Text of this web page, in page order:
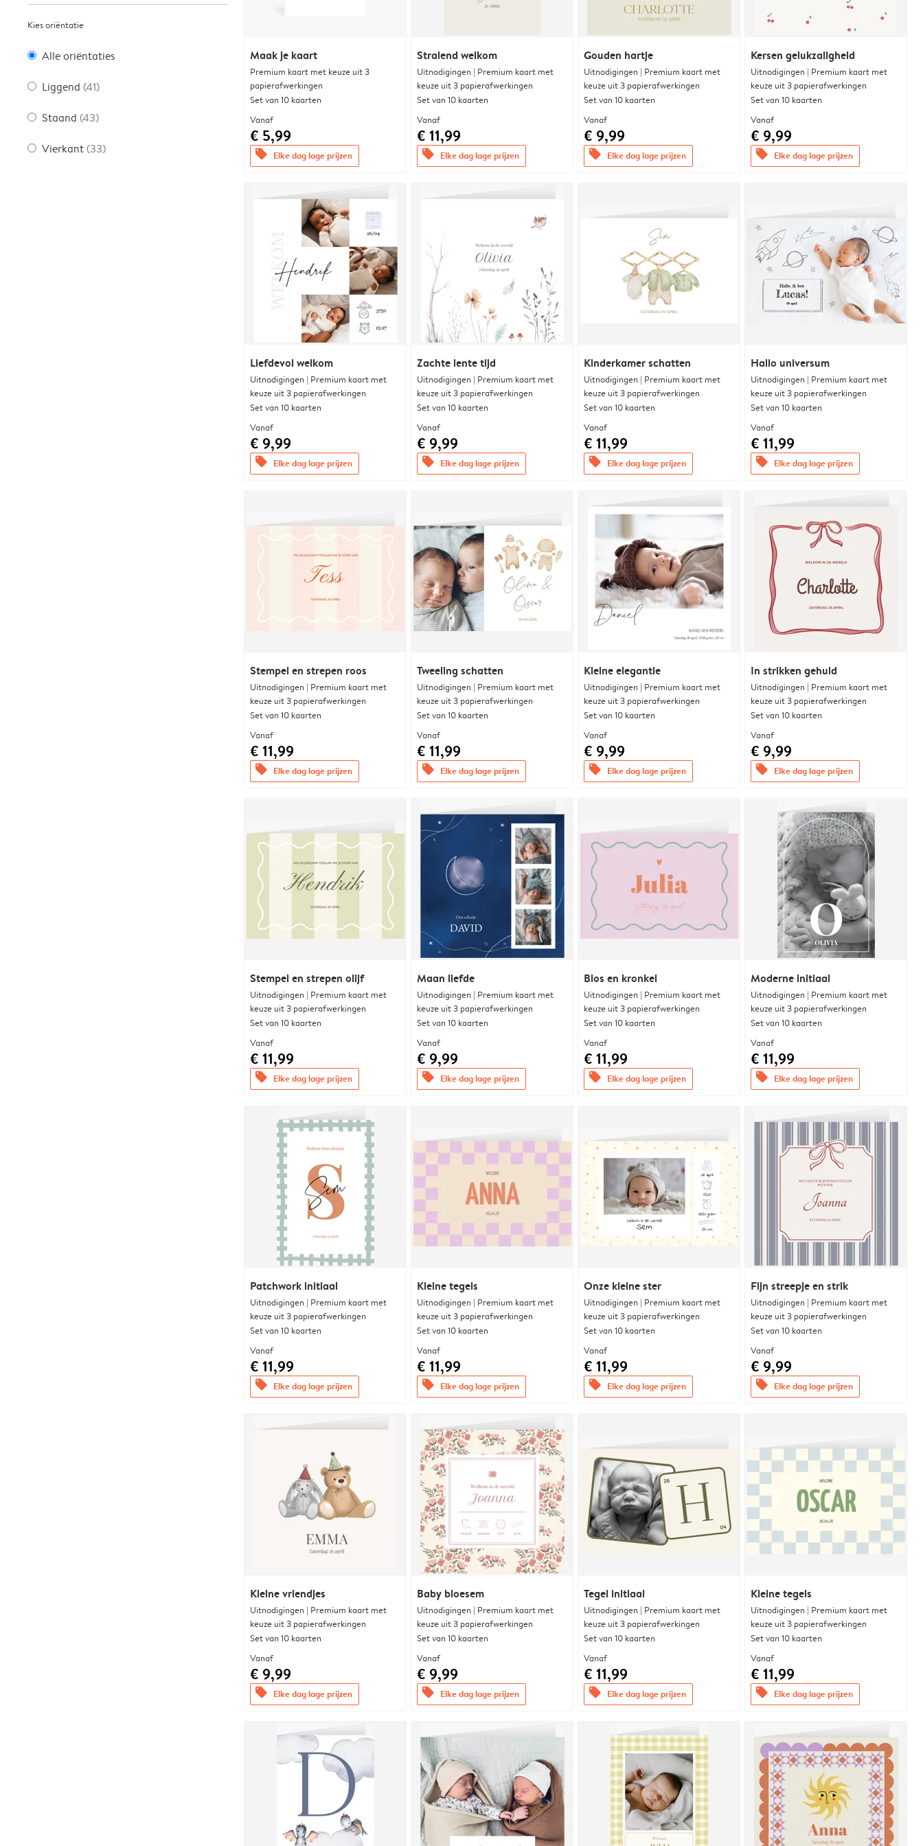
Kies oriëntatie
Alle oriëntaties
Liggend (41)
Staand (43)
Vierkant (33)
Maak je kaart
Premium kaart met keuze uit 3
papierafwerkingen
Set van 10 kaarten
Vanaf
€ 5,99
offers Elke dag lage prijzen
Stralend welkom
Uitnodigingen | Premium kaart met
keuze uit 3 papierafwerkingen
Set van 10 kaarten
Vanaf
€ 11,99
offers Elke dag lage prijzen
Gouden hartje
Uitnodigingen | Premium kaart met
keuze uit 3 papierafwerkingen
Set van 10 kaarten
Vanaf
€ 9,99
offers Elke dag lage prijzen
Kersen gelukzaligheid
Uitnodigingen | Premium kaart met
keuze uit 3 papierafwerkingen
Set van 10 kaarten
Vanaf
€ 9,99
offers Elke dag lage prijzen
Liefdevol welkom
Uitnodigingen | Premium kaart met
keuze uit 3 papierafwerkingen
Set van 10 kaarten
Vanaf
€ 9,99
offers Elke dag lage prijzen
Zachte lente tijd
Uitnodigingen | Premium kaart met
keuze uit 3 papierafwerkingen
Set van 10 kaarten
Vanaf
€ 9,99
offers Elke dag lage prijzen
Kinderkamer schatten
Uitnodigingen | Premium kaart met
keuze uit 3 papierafwerkingen
Set van 10 kaarten
Vanaf
€ 11,99
offers Elke dag lage prijzen
Hallo universum
Uitnodigingen | Premium kaart met
keuze uit 3 papierafwerkingen
Set van 10 kaarten
Vanaf
€ 11,99
offers Elke dag lage prijzen
Stempel en strepen roos
Uitnodigingen | Premium kaart met
keuze uit 3 papierafwerkingen
Set van 10 kaarten
Vanaf
€ 11,99
offers Elke dag lage prijzen
Tweeling schatten
Uitnodigingen | Premium kaart met
keuze uit 3 papierafwerkingen
Set van 10 kaarten
Vanaf
€ 11,99
offers Elke dag lage prijzen
Kleine elegantie
Uitnodigingen | Premium kaart met
keuze uit 3 papierafwerkingen
Set van 10 kaarten
Vanaf
€ 9,99
offers Elke dag lage prijzen
In strikken gehuld
Uitnodigingen | Premium kaart met
keuze uit 3 papierafwerkingen
Set van 10 kaarten
Vanaf
€ 9,99
offers Elke dag lage prijzen
Stempel en strepen olijf
Uitnodigingen | Premium kaart met
keuze uit 3 papierafwerkingen
Set van 10 kaarten
Vanaf
€ 11,99
offers Elke dag lage prijzen
Maan liefde
Uitnodigingen | Premium kaart met
keuze uit 3 papierafwerkingen
Set van 10 kaarten
Vanaf
€ 9,99
offers Elke dag lage prijzen
Blos en kronkel
Uitnodigingen | Premium kaart met
keuze uit 3 papierafwerkingen
Set van 10 kaarten
Vanaf
€ 11,99
offers Elke dag lage prijzen
Moderne initiaal
Uitnodigingen | Premium kaart met
keuze uit 3 papierafwerkingen
Set van 10 kaarten
Vanaf
€ 11,99
offers Elke dag lage prijzen
Patchwork initiaal
Uitnodigingen | Premium kaart met
keuze uit 3 papierafwerkingen
Set van 10 kaarten
Vanaf
€ 11,99
offers Elke dag lage prijzen
Kleine tegels
Uitnodigingen | Premium kaart met
keuze uit 3 papierafwerkingen
Set van 10 kaarten
Vanaf
€ 11,99
offers Elke dag lage prijzen
Onze kleine ster
Uitnodigingen | Premium kaart met
keuze uit 3 papierafwerkingen
Set van 10 kaarten
Vanaf
€ 11,99
offers Elke dag lage prijzen
Fijn streepje en strik
Uitnodigingen | Premium kaart met
keuze uit 3 papierafwerkingen
Set van 10 kaarten
Vanaf
€ 9,99
offers Elke dag lage prijzen
Kleine vriendjes
Uitnodigingen | Premium kaart met
keuze uit 3 papierafwerkingen
Set van 10 kaarten
Vanaf
€ 9,99
offers Elke dag lage prijzen
Baby bloesem
Uitnodigingen | Premium kaart met
keuze uit 3 papierafwerkingen
Set van 10 kaarten
Vanaf
€ 9,99
offers Elke dag lage prijzen
Tegel initiaal
Uitnodigingen | Premium kaart met
keuze uit 3 papierafwerkingen
Set van 10 kaarten
Vanaf
€ 11,99
offers Elke dag lage prijzen
Kleine tegels
Uitnodigingen | Premium kaart met
keuze uit 3 papierafwerkingen
Set van 10 kaarten
Vanaf
€ 11,99
offers Elke dag lage prijzen